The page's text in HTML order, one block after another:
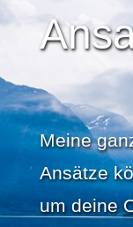
Meine
Ansätze
um deine